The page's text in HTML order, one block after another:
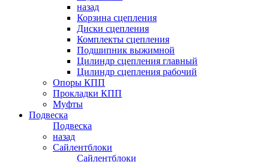
назад
Корзина сцепления
Диски сцепления
Комплекты сцепления
Подшипник выжимной
Цилиндр сцепления главный
Цилиндр сцепления рабочий
Опоры КПП
Прокладки КПП
Муфты
Подвеска
Подвеска
назад
Сайлентблоки
Сайлентблоки